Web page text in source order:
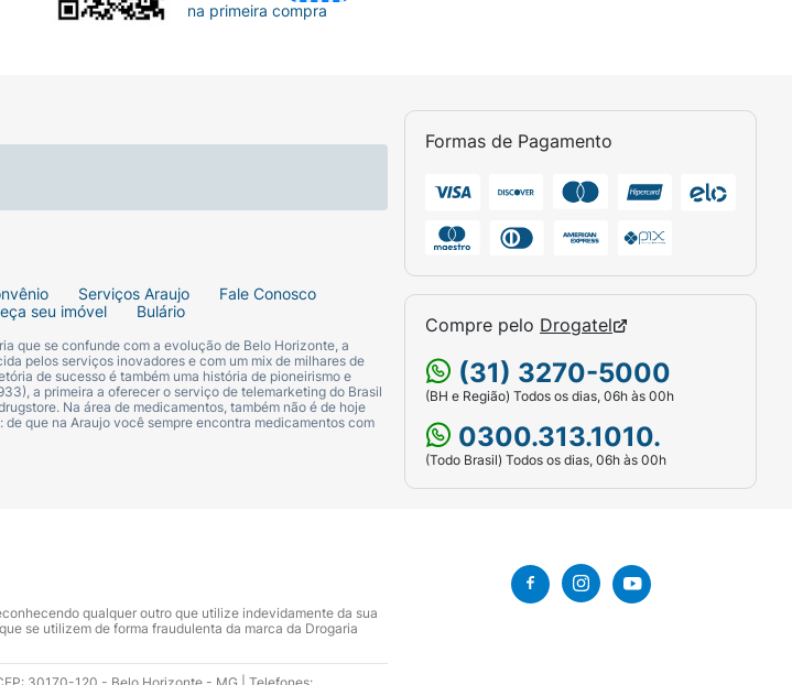
Serviços Araujo
Fale Conosco
seu imóvel Bulário
que se confunde com a evolução de Belo Horizonte, a
pelos serviços inovadores e com um mix de milhares de
de sucesso é também uma história de pioneirismo e
a primeira a oferecer o serviço de telemarketing do Brasil
Na área de medicamentos, também não é de hoje
que na Araujo você sempre encontra medicamentos com
Formas de Pagamento
Compre pelo Drogatel
(31) 3270-5000
(BH e Região) Todos os dias, 06h às 00h
0300.313.1010.
(Todo Brasil) Todos os dias, 06h às 00h
na primeira compra
qualquer outro que utilize indevidamente da sua
se utilizem de forma fraudulenta da marca da Drogaria